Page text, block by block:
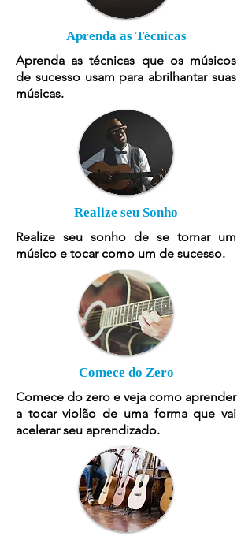
Aprenda as Técnicas
Aprenda as técnicas que os músicos
de sucesso usam para abrilhantar suas
músicas.
Realize seu Sonho
Realize seu sonho de se tornar um
músico e tocar como um de sucesso.
Comece do Zero
Comece do zero e veja como aprender
a tocar violão de uma forma que vai
acelerar seu aprendizado.